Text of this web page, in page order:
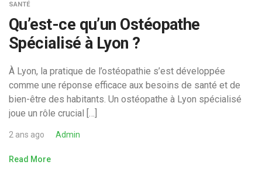
SANTÉ
Qu’est-ce qu’un Ostéopathe
Spécialisé à Lyon ?
À Lyon, la pratique de l’ostéopathie s’est développée
comme une réponse efficace aux besoins de santé et de
bien-être des habitants. Un ostéopathe à Lyon spécialisé
joue un rôle crucial […]
2 ans ago Admin
Read More